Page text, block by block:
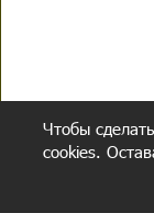
Чтобы
cookies.